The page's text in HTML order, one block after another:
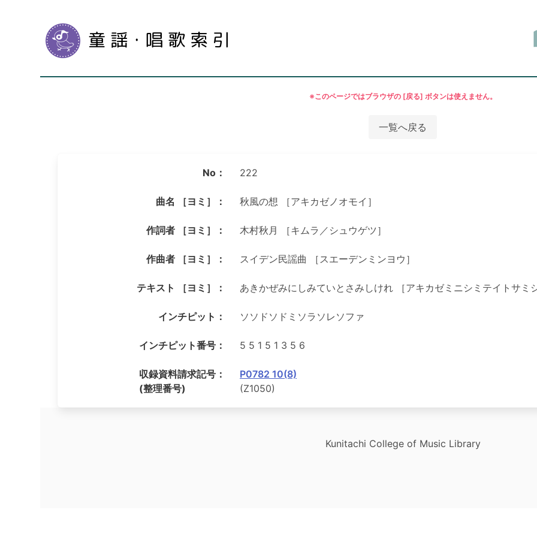
※このページではブラウザの [戻る] ボタンは使えません。
一覧へ戻る
No： 222
曲名 ［ヨミ］： 秋風の想 ［アキカゼノオモイ］
作詞者 ［ヨミ］： 木村秋月 ［キムラ／シュウゲツ］
作曲者 ［ヨミ］： スイデン民謡曲 ［スエーデンミンヨウ］
テキスト ［ヨミ］： あきかぜみにしみていとさみしけれ ［アキカゼミニシミテイトサミ
インチピット： ソソドソドミソラソレソファ
インチピット番号： 5 5 1 5 1 3 5 6
収録資料請求記号：
(整理番号)
P0782 10(8)
(Z1050)
Kunitachi College of Music Library